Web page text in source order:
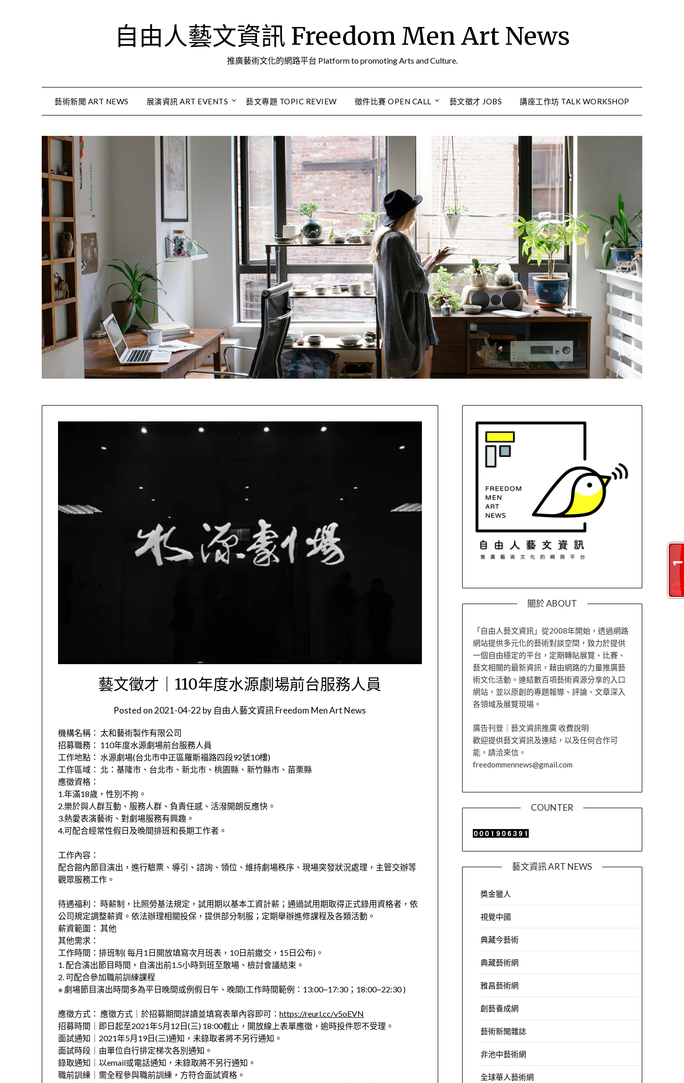
自由人藝文資訊 Freedom Men Art News
推廣藝術文化的網路平台 Platform to promoting Arts and Culture.
藝術新聞 ART NEWS 展演資訊 ART EVENTS 藝文專題 TOPIC REVIEW 徵件比賽 OPEN CALL 藝文徵才 JOBS 講座工作坊 TALK WORKSHOP
藝文徵才｜110年度水源劇場前台服務人員
Posted on 2021-04-22 by 自由人藝文資訊 Freedom Men Art News
機構名稱： 太和藝術製作有限公司
招募職務： 110年度水源劇場前台服務人員
工作地點： 水源劇場(台北市中正區羅斯福路四段92號10樓)
工作區域： 北：基隆市、台北市、新北市、桃園縣、新竹縣市、苗栗縣
應徵資格：
1.年滿18歲，性別不拘。
2.樂於與人群互動、服務人群、負責任感、活潑開朗反應快。
3.熱愛表演藝術、對劇場服務有興趣。
4.可配合經常性假日及晚間排班和長期工作者。
工作內容：
配合館內節目演出，進行驗票、導引、諮詢、領位、維持劇場秩序、現場突發狀況處理，主管交辦等
觀眾服務工作。
待遇福利： 時薪制，比照勞基法規定，試用期以基本工資計薪；通過試用期取得正式錄用資格者，依
公司規定調整薪資。依法辦理相關投保，提供部分制服；定期舉辦進修課程及各類活動。
薪資範圍： 其他
其他需求：
工作時間：排班制( 每月1日開放填寫次月班表，10日前繳交，15日公布)。
1. 配合演出節目時間，自演出前1.5小時到班至散場、檢討會議結束。
2. 可配合參加職前訓練課程
※ 劇場節目演出時間多為平日晚間或例假日午、晚間(工作時間範例：13:00~17:30；18:00~22:30 )
應徵方式： 應徵方式｜於招募期間詳讀並填寫表單內容即可：https://reurl.cc/v5oEVN
招募時間｜即日起至2021年5月12日(三) 18:00截止，開放線上表單應徵，逾時投件恕不受理。
面試通知｜2021年5月19日(三)通知，未錄取者將不另行通知。
面試時段｜由單位自行排定梯次各別通知。
錄取通知｜以email或電話通知，未錄取將不另行通知。
職前訓練｜需全程參與職前訓練，方符合面試資格。
關於 ABOUT
「自由人藝文資訊」從2008年開始，透過網路
網站提供多元化的藝術對談空間，致力於提供
一個自由穩定的平台，定期轉貼展覽、比賽、
藝文相關的最新資訊，藉由網路的力量推廣藝
術文化活動。連結數百項藝術資源分享的入口
網站，並以原創的專題報導、評論、文章深入
各領域及展覽現場。
廣告刊登｜藝文資訊推廣 收費說明
歡迎提供藝文資訊及連結，以及任何合作可
能，請洽來信。
freedommennews@gmail.com
COUNTER
藝文資訊 ART NEWS
獎金獵人
視覺中國
典藏今藝術
典藏藝術網
雅昌藝術網
創藝養成網
藝術新聞雜誌
非池中藝術網
全球華人藝術網